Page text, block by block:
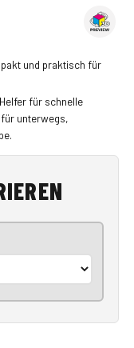
und praktisch für
für schnelle
unterwegs,